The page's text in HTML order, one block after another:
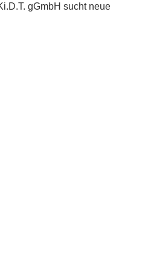
gGmbH sucht neue